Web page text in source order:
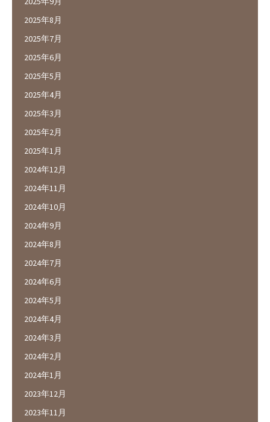
2025年8月
2025年7月
2025年6月
2025年5月
2025年4月
2025年3月
2025年2月
2025年1月
2024年12月
2024年11月
2024年10月
2024年9月
2024年8月
2024年7月
2024年6月
2024年5月
2024年4月
2024年3月
2024年2月
2024年1月
2023年12月
2023年11月